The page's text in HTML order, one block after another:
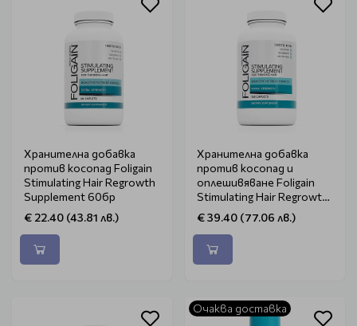
Хранителна добавка
против косопад Foligain
Stimulating Hair Regrowth
Supplement 60бр
€ 22.40 (43.81 лв.)
Хранителна добавка
против косопад и
оплешивяване Foligain
Stimulating Hair Regrowth
Supplement 120бр
€ 39.40 (77.06 лв.)
Очаква доставка